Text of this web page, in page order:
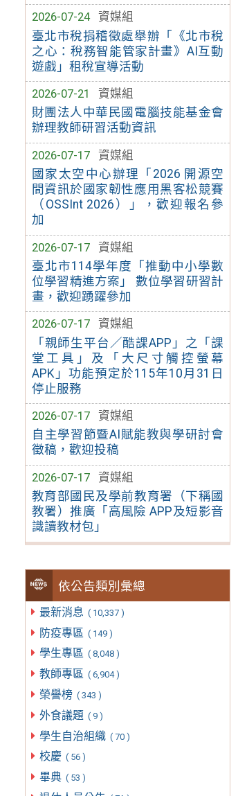
2026-07-24
資媒組
臺北市稅捐稽徵處舉辦「《北市稅
之心：稅務智能管家計畫》AI互動
遊戲」租稅宣導活動
2026-07-21
資媒組
財團法人中華民國電腦技能基金會
辦理教師研習活動資訊
2026-07-17
資媒組
國家太空中心辦理「2026 開源空
間資訊於國家韌性應用黑客松競賽
（OSSInt 2026）」，歡迎報名參
加
2026-07-17
資媒組
臺北市114學年度「推動中小學數
位學習精進方案」 數位學習研習計
畫，歡迎踴躍參加
2026-07-17
資媒組
「親師生平台／酷課APP」之「課
堂工具」及「大尺寸觸控螢幕
APK」功能預定於115年10月31日
停止服務
2026-07-17
資媒組
自主學習節暨AI賦能教與學研討會
徵稿，歡迎投稿
2026-07-17
資媒組
教育部國民及學前教育署（下稱國
教署）推廣「高風險 APP及短影音
識讀教材包」
依公告類別彙總
最新消息 ( 10,337 )
防疫專區 ( 149 )
學生專區 ( 8,048 )
教師專區 ( 6,904 )
榮譽榜 ( 343 )
外食議題 ( 9 )
學生自治組織 ( 70 )
校慶 ( 56 )
畢典 ( 53 )